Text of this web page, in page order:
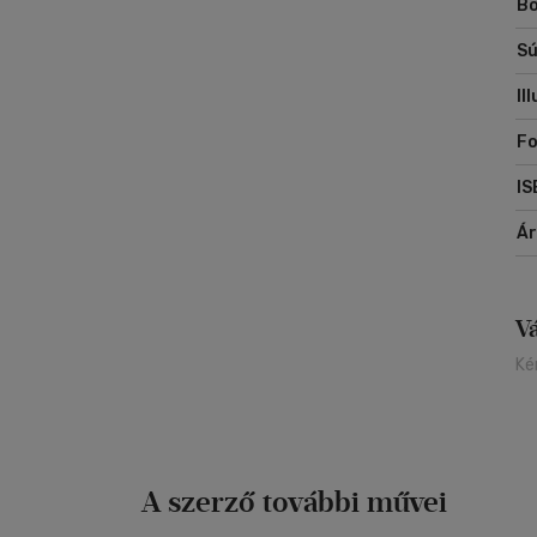
A szerző további művei